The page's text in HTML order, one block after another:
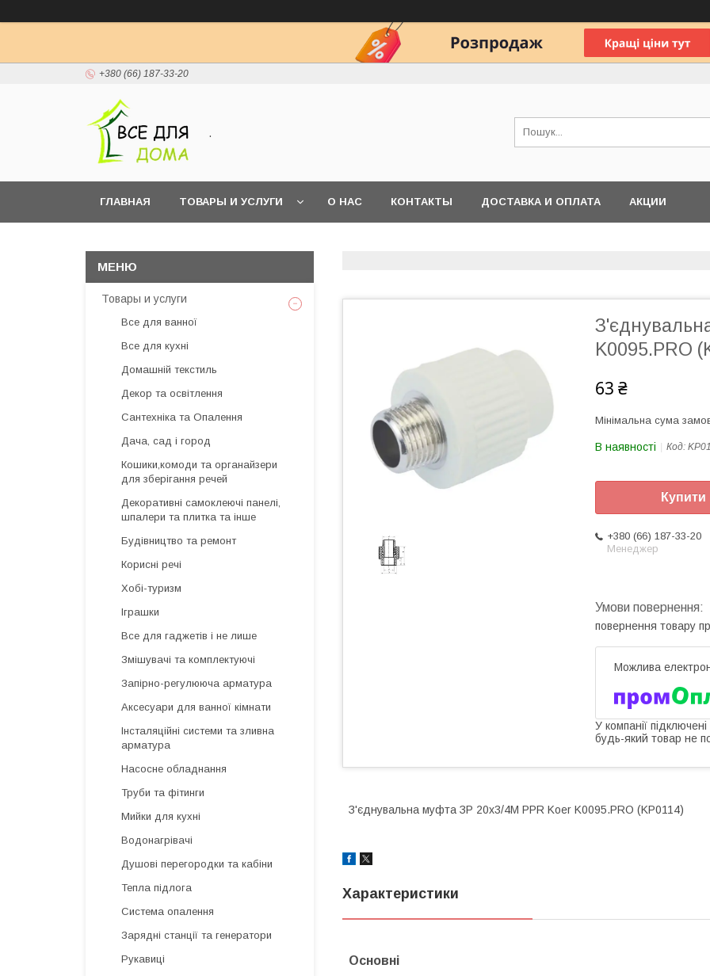
+380 (66) 187-33-20
.
ГЛАВНАЯ ТОВАРЫ И УСЛУГИ О НАС КОНТАКТЫ ДОСТАВКА И ОПЛАТА АКЦИИ
K0095.PRO
63 ₴
Мінімальна сума
В наявності Код:
Купити
+380 (66) 187-33-20
Менеджер
повернення товару
У компанії
будь-який товар не
З'єднувальна муфта ЗР 20x3/4M PPR Koer K0095.PRO (KP0114)
Характеристики
Основні
Товары и услуги
Все для ванної
Все для кухні
Домашній текстиль
Декор та освітлення
Сантехніка та Опалення
Дача, сад і город
Кошики,комоди та органайзери
для зберігання речей
Декоративні самоклеючі панелі,
шпалери та плитка та інше
Будівництво та ремонт
Корисні речі
Хобі-туризм
Іграшки
Все для гаджетів і не лише
Змішувачі та комплектуючі
Запірно-регулююча арматура
Аксесуари для ванної кімнати
Інсталяційні системи та зливна
арматура
Насосне обладнання
Труби та фітинги
Мийки для кухні
Водонагрівачі
Душові перегородки та кабіни
Тепла підлога
Система опалення
Зарядні станції та генератори
Рукавиці